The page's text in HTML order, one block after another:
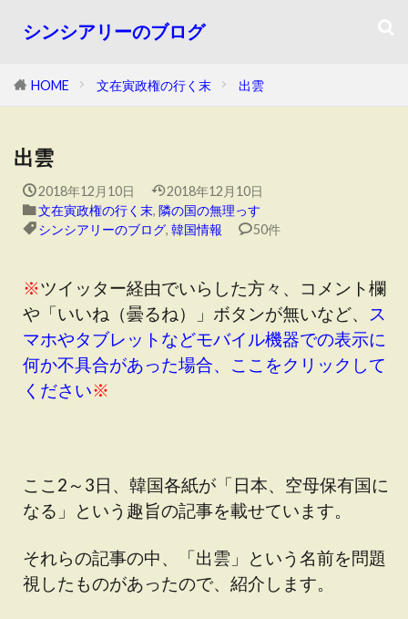
シンシアリーのブログ
HOME 文在寅政権の行く末 出雲
出雲
2018年12月10日
2018年12月10日
文在寅政権の行く末, 隣の国の無理っす
シンシアリーのブログ, 韓国情報 50件
※ツイッター経由でいらした方々、コメント欄
や「いいね（曇るね）」ボタンが無いなど、
ス
マホやタブレットなどモバイル機器での表示に
何か不具合があった場合、ここをクリックして
ください※
ここ2～3日、韓国各紙が「日本、空母保有国に
なる」という趣旨の記事を載せています。
それらの記事の中、「出雲」という名前を問題
視したものがあったので、紹介します。